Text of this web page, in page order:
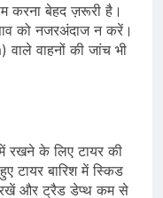
करना बेहद ज़रूरी है।
को नजरअंदाज न करें।
वाहनों की जांच भी
रखने के लिए टायर की
टायर बारिश में स्किड
रखें और ट्रैड डेप्थ कम से